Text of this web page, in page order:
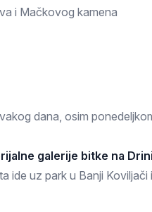
i Mačkovog kamena
dana, osim
galerije bitke na
ide uz park u Banji